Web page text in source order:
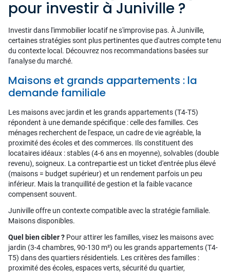
pour investir à Juniville ?
Investir dans l'immobilier locatif ne s'improvise pas. À Juniville,
certaines stratégies sont plus pertinentes que d'autres compte tenu
du contexte local. Découvrez nos recommandations basées sur
l'analyse du marché.
Maisons et grands appartements : la
demande familiale
Les maisons avec jardin et les grands appartements (T4-T5)
répondent à une demande spécifique : celle des familles. Ces
ménages recherchent de l'espace, un cadre de vie agréable, la
proximité des écoles et des commerces. Ils constituent des
locataires idéaux : stables (4-6 ans en moyenne), solvables (double
revenu), soigneux. La contrepartie est un ticket d'entrée plus élevé
(maisons = budget supérieur) et un rendement parfois un peu
inférieur. Mais la tranquillité de gestion et la faible vacance
compensent souvent.
Juniville offre un contexte compatible avec la stratégie familiale.
Maisons disponibles.
Quel bien cibler ? Pour attirer les familles, visez les maisons avec
jardin (3-4 chambres, 90-130 m²) ou les grands appartements (T4-
T5) dans des quartiers résidentiels. Les critères des familles :
proximité des écoles, espaces verts, sécurité du quartier,